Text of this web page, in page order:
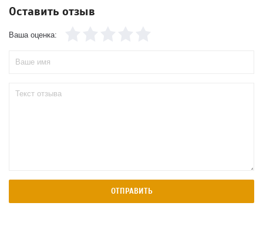
Оставить отзыв
Ваша оценка:
ОТПРАВИТЬ